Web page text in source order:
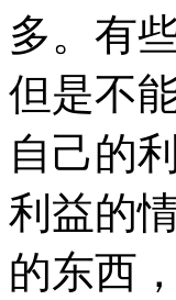
多。有
但是不
自己的
利益的
的东西